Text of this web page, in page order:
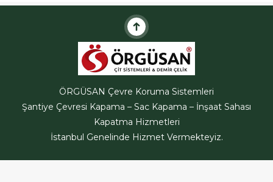
kullanılan bir
ÖRGÜSAN Teklif Hattı
ÖRGÜSAN Çevre Koruma Sistemleri
Şantiye Çevresi Kapama – Sac Kapama – İnşaat Sahası
Kapatma Hizmetleri
İstanbul Genelinde Hizmet Vermekteyiz.